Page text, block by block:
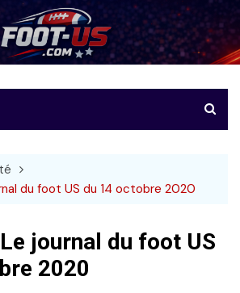
Foot-US
français
du foot US du 14 octobre 2020
journal du foot US
2020